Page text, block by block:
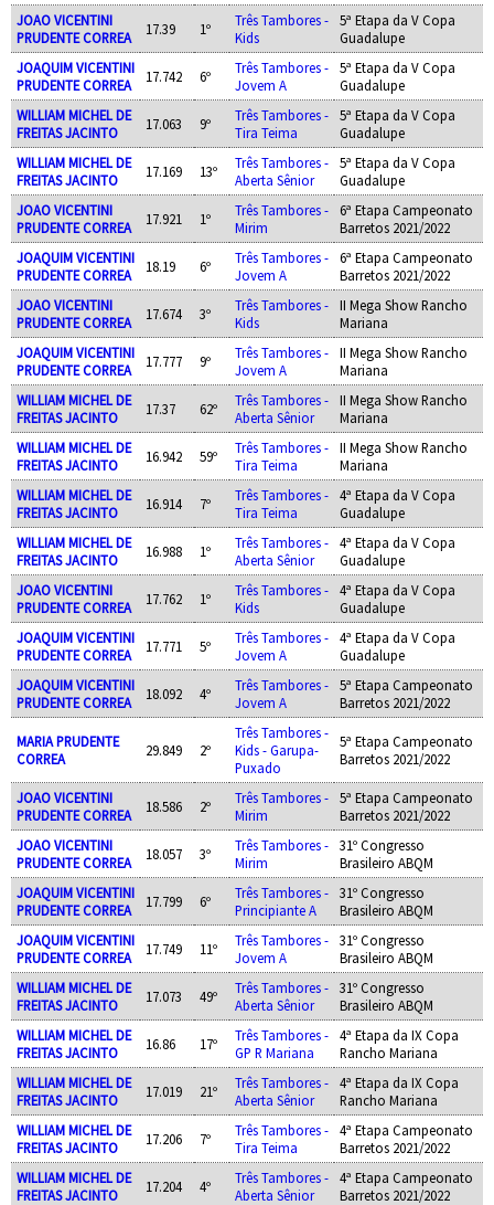
JOAO VICENTINI
PRUDENTE CORREA
17.39 1º
Três Tambores -
Kids
5ª Etapa da V Copa
Guadalupe
JOAQUIM VICENTINI
PRUDENTE CORREA
17.742 6º
Três Tambores -
Jovem A
5ª Etapa da V Copa
Guadalupe
WILLIAM MICHEL DE
FREITAS JACINTO
17.063 9º
Três Tambores -
Tira Teima
5ª Etapa da V Copa
Guadalupe
WILLIAM MICHEL DE
FREITAS JACINTO
17.169 13º
Três Tambores -
Aberta Sênior
5ª Etapa da V Copa
Guadalupe
JOAO VICENTINI
PRUDENTE CORREA
17.921 1º
Três Tambores -
Mirim
6ª Etapa Campeonato
Barretos 2021/2022
JOAQUIM VICENTINI
PRUDENTE CORREA
18.19 6º
Três Tambores -
Jovem A
6ª Etapa Campeonato
Barretos 2021/2022
JOAO VICENTINI
PRUDENTE CORREA
17.674 3º
Três Tambores -
Kids
II Mega Show Rancho
Mariana
JOAQUIM VICENTINI
PRUDENTE CORREA
17.777 9º
Três Tambores -
Jovem A
II Mega Show Rancho
Mariana
WILLIAM MICHEL DE
FREITAS JACINTO
17.37 62º
Três Tambores -
Aberta Sênior
II Mega Show Rancho
Mariana
WILLIAM MICHEL DE
FREITAS JACINTO
16.942 59º
Três Tambores -
Tira Teima
II Mega Show Rancho
Mariana
WILLIAM MICHEL DE
FREITAS JACINTO
16.914 7º
Três Tambores -
Tira Teima
4ª Etapa da V Copa
Guadalupe
WILLIAM MICHEL DE
FREITAS JACINTO
16.988 1º
Três Tambores -
Aberta Sênior
4ª Etapa da V Copa
Guadalupe
JOAO VICENTINI
PRUDENTE CORREA
17.762 1º
Três Tambores -
Kids
4ª Etapa da V Copa
Guadalupe
JOAQUIM VICENTINI
PRUDENTE CORREA
17.771 5º
Três Tambores -
Jovem A
4ª Etapa da V Copa
Guadalupe
JOAQUIM VICENTINI
PRUDENTE CORREA
18.092 4º
Três Tambores -
Jovem A
5ª Etapa Campeonato
Barretos 2021/2022
MARIA PRUDENTE
CORREA
29.849 2º
Três Tambores -
Kids - Garupa-
Puxado
5ª Etapa Campeonato
Barretos 2021/2022
JOAO VICENTINI
PRUDENTE CORREA
18.586 2º
Três Tambores -
Mirim
5ª Etapa Campeonato
Barretos 2021/2022
JOAO VICENTINI
PRUDENTE CORREA
18.057 3º
Três Tambores -
Mirim
31º Congresso
Brasileiro ABQM
JOAQUIM VICENTINI
PRUDENTE CORREA
17.799 6º
Três Tambores -
Principiante A
31º Congresso
Brasileiro ABQM
JOAQUIM VICENTINI
PRUDENTE CORREA
17.749 11º
Três Tambores -
Jovem A
31º Congresso
Brasileiro ABQM
WILLIAM MICHEL DE
FREITAS JACINTO
17.073 49º
Três Tambores -
Aberta Sênior
31º Congresso
Brasileiro ABQM
WILLIAM MICHEL DE
FREITAS JACINTO
16.86 17º
Três Tambores -
GP R Mariana
4ª Etapa da IX Copa
Rancho Mariana
WILLIAM MICHEL DE
FREITAS JACINTO
17.019 21º
Três Tambores -
Aberta Sênior
4ª Etapa da IX Copa
Rancho Mariana
WILLIAM MICHEL DE
FREITAS JACINTO
17.206 7º
Três Tambores -
Tira Teima
4ª Etapa Campeonato
Barretos 2021/2022
WILLIAM MICHEL DE
FREITAS JACINTO
17.204 4º
Três Tambores -
Aberta Sênior
4ª Etapa Campeonato
Barretos 2021/2022